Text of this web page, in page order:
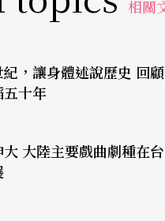
音，和音樂學者黑澤
上是沒有兩樣的，這
判別甚至一起跟著歌
民音樂
的「台灣原住民文化
，這是一位朋友無意
相關
，讓身體述說歷史 回顧
十年
種在台